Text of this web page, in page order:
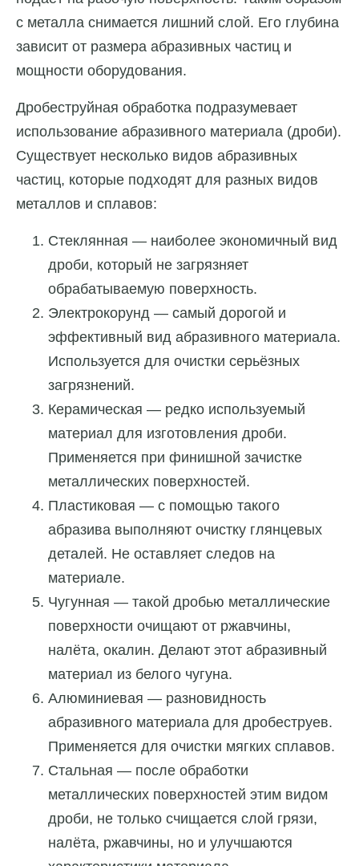
с металла снимается лишний слой. Его глубина
зависит от размера абразивных частиц и
мощности оборудования.
Дробеструйная обработка подразумевает
использование абразивного материала (дроби).
Существует несколько видов абразивных
частиц, которые подходят для разных видов
металлов и сплавов:
Стеклянная — наиболее экономичный вид
дроби, который не загрязняет
обрабатываемую поверхность.
Электрокорунд — самый дорогой и
эффективный вид абразивного материала.
Используется для очистки серьёзных
загрязнений.
Керамическая — редко используемый
материал для изготовления дроби.
Применяется при финишной зачистке
металлических поверхностей.
Пластиковая — с помощью такого
абразива выполняют очистку глянцевых
деталей. Не оставляет следов на
материале.
Чугунная — такой дробью металлические
поверхности очищают от ржавчины,
налёта, окалин. Делают этот абразивный
материал из белого чугуна.
Алюминиевая — разновидность
абразивного материала для дробеструев.
Применяется для очистки мягких сплавов.
Стальная — после обработки
металлических поверхностей этим видом
дроби, не только счищается слой грязи,
налёта, ржавчины, но и улучшаются